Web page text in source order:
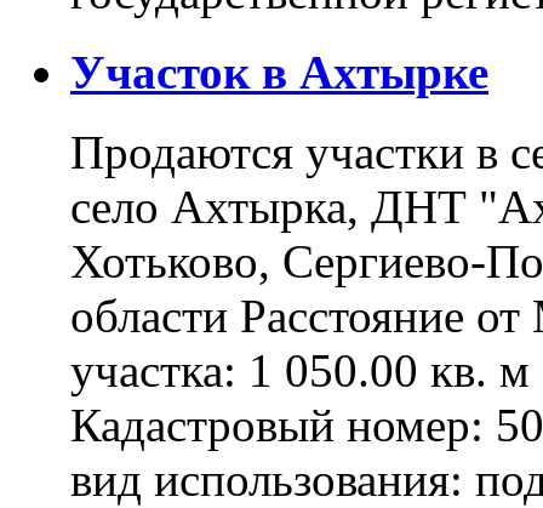
Участок в Ахтырке
Продаются участки в
село Ахтырка, ДНТ
Хотьково, Сергиево-
области Расстояние
участка: 1 050.00 кв.
Кадастровый номер:
вид использования: